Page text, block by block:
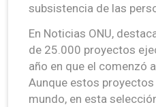
subsistencia de las
En Noticias ONU,
de 25.000 proyectos
año en que el comenzó
Aunque estos
mundo, en esta